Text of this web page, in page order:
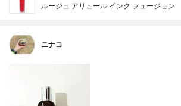
ルージュ アリュール インク フュージョン
ニナコ